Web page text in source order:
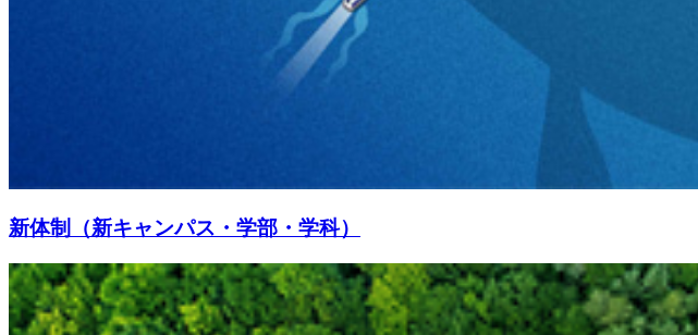
新体制（新キャンパス・学部・学科）